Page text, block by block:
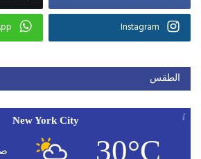
Instagram
الطقس
New York City
30°C